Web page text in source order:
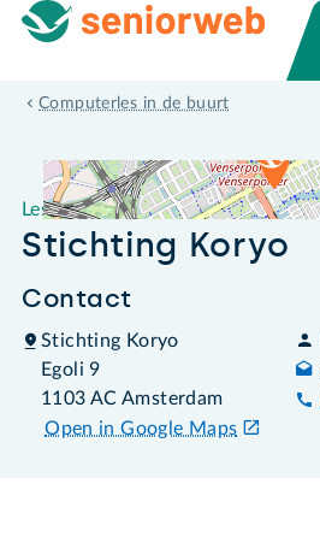
Computerles in de buurt
Leslocatie Stichting Koryo
Leslocatie
Stichting Koryo
Contact
Stichting Koryo
Egoli 9
1103 AC Amsterdam
Open in Google Maps